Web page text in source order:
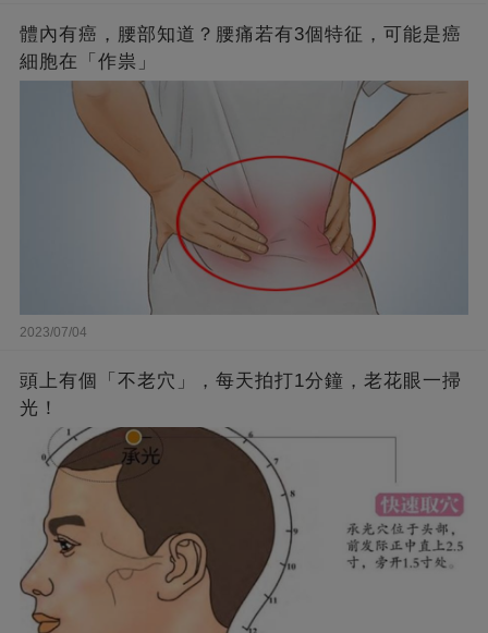
體內有癌，腰部知道？腰痛若有3個特征，可能是癌
細胞在「作祟」
2023/07/04
頭上有個「不老穴」，每天拍打1分鐘，老花眼一掃
光！